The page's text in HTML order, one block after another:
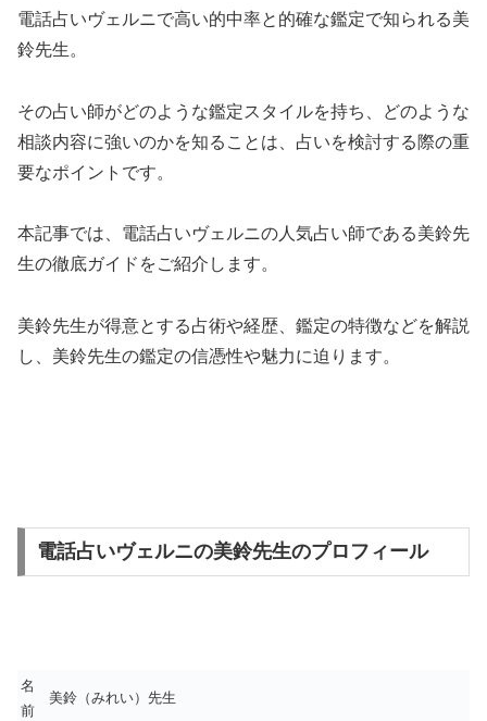
電話占いヴェルニで高い的中率と的確な鑑定で知られる美
鈴先生。
その占い師がどのような鑑定スタイルを持ち、どのような
相談内容に強いのかを知ることは、占いを検討する際の重
要なポイントです。
本記事では、電話占いヴェルニの人気占い師である美鈴先
生の徹底ガイドをご紹介します。
美鈴先生が得意とする占術や経歴、鑑定の特徴などを解説
し、美鈴先生の鑑定の信憑性や魅力に迫ります。
電話占いヴェルニの美鈴先生のプロフィール
名
前
美鈴（みれい）先生